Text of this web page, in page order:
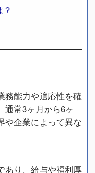
務能力や適応性を確
通常3ヶ月から6ヶ
や企業によって異な
あり、給与や福利厚